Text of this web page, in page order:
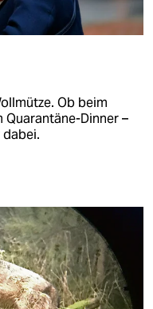
Ob beim
Dinner –
dabei.